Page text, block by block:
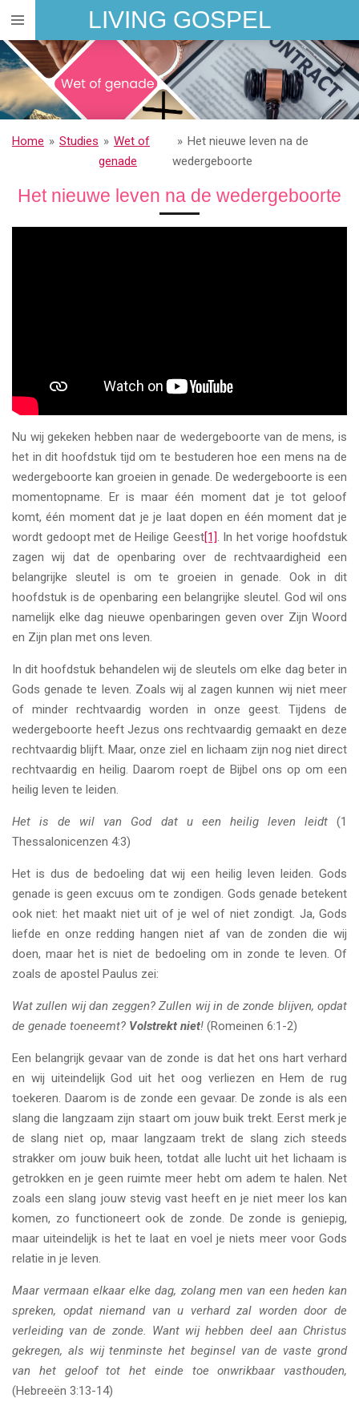
Ga
direct
naar
de
hoofdinhoud
LIVING GOSPEL
Home » Studies » Wet of
genade
» Het nieuwe leven na de
wedergeboorte
Het nieuwe leven na de wedergeboorte
Nu wij gekeken hebben naar de wedergeboorte van de mens, is
het in dit hoofdstuk tijd om te bestuderen hoe een mens na de
wedergeboorte kan groeien in genade. De wedergeboorte is een
momentopname. Er is maar één moment dat je tot geloof
komt, één moment dat je je laat dopen en één moment dat je
wordt gedoopt met de Heilige Geest[1]. In het vorige hoofdstuk
zagen wij dat de openbaring over de rechtvaardigheid een
belangrijke sleutel is om te groeien in genade. Ook in dit
hoofdstuk is de openbaring een belangrijke sleutel. God wil ons
namelijk elke dag nieuwe openbaringen geven over Zijn Woord
en Zijn plan met ons leven.
In dit hoofdstuk behandelen wij de sleutels om elke dag beter in
Gods genade te leven. Zoals wij al zagen kunnen wij niet meer
of minder rechtvaardig worden in onze geest. Tijdens de
wedergeboorte heeft Jezus ons rechtvaardig gemaakt en deze
rechtvaardig blijft. Maar, onze ziel en lichaam zijn nog niet direct
rechtvaardig en heilig. Daarom roept de Bijbel ons op om een
heilig leven te leiden.
Het is de wil van God dat u een heilig leven leidt(1
Thessalonicenzen 4:3)
Het is dus de bedoeling dat wij een heilig leven leiden. Gods
genade is geen excuus om te zondigen. Gods genade betekent
ook niet: het maakt niet uit of je wel of niet zondigt. Ja, Gods
liefde en onze redding hangen niet af van de zonden die wij
doen, maar het is niet de bedoeling om in zonde te leven. Of
zoals de apostel Paulus zei:
Wat zullen wij dan zeggen? Zullen wij in de zonde blijven, opdat
de genade toeneemt? Volstrekt niet! (Romeinen 6:1-2)
Een belangrijk gevaar van de zonde is dat het ons hart verhard
en wij uiteindelijk God uit het oog verliezen en Hem de rug
toekeren. Daarom is de zonde een gevaar. De zonde is als een
slang die langzaam zijn staart om jouw buik trekt. Eerst merk je
de slang niet op, maar langzaam trekt de slang zich steeds
strakker om jouw buik heen, totdat alle lucht uit het lichaam is
getrokken en je geen ruimte meer hebt om adem te halen. Net
zoals een slang jouw stevig vast heeft en je niet meer los kan
komen, zo functioneert ook de zonde. De zonde is geniepig,
maar uiteindelijk is het te laat en voel je niets meer voor Gods
relatie in je leven.
Maar vermaan elkaar elke dag, zolang men van een heden kan
spreken, opdat niemand van u verhard zal worden door de
verleiding van de zonde. Want wij hebben deel aan Christus
gekregen, als wij tenminste het beginsel van de vaste grond
van het geloof tot het einde toe onwrikbaar vasthouden,
(Hebreeën 3:13-14)